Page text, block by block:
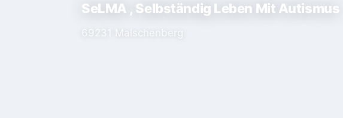
SeLMA , Selbständig Leben Mit Autismus
69231 Malschenberg